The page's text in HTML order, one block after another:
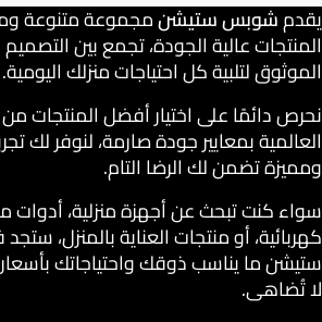
يقدمشوبس ستيشنمجموعة متنوعة
المنتجات عالية الجودة، تجمع بين
الموثوق لتلبية كل احتياجات منزلك اليومية.
نحرص دائمًا على اختيار أفضل المنتجات
العالمية بمعايير جودة صارمة، لنوفر لك
ومميزة تضمن لك الرضا التام.
سواء كنت تبحث عن أجهزة منزلية، أدوات
كهربائية، أو منتجات العناية بالمنزل،
ستيشن ما يناسب ذوقك واحتياجاتك
لا تُضاهى.